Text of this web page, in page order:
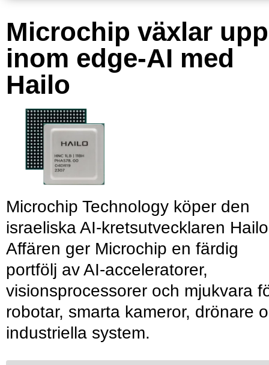
Microchip växlar upp
inom edge-AI med
Hailo
Microchip Technology köper den
israeliska AI-kretsutvecklaren
Affären ger Microchip en färdig
portfölj av AI-acceleratorer,
visionsprocessorer och mjukvara
robotar, smarta kameror, drönare
industriella system.